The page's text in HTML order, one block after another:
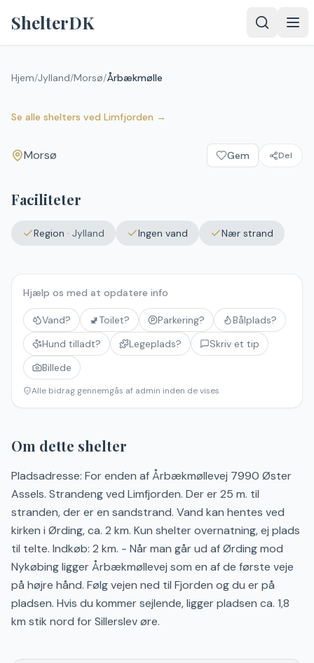
ShelterDK
Hjem/Jylland/Morsø/Årbækmølle
Se alle shelters ved Limfjorden →
Upload et
godkendelse.
billede
Send
Årbækmølle
Morsø
Morsø Gem Del
Faciliteter
Region · Jylland Ingen vand Nær strand
Hjælp os med at opdatere info
Vand? 🚽Toilet? Parkering?
Bålplads?
Hund tilladt?
Legeplads?
Skriv et tip
Billede
Alle bidrag gennemgås af admin inden de vises
Om dette shelter
Pladsadresse: For enden af Årbækmøllevej 7990 Øster
Assels. Strandeng ved Limfjorden. Der er 25 m. til
stranden, der er en sandstrand. Vand kan hentes ved
kirken i Ørding, ca. 2 km. Kun shelter overnatning, ej plads
til telte. Indkøb: 2 km. - Når man går ud af Ørding mod
Nykøbing ligger Årbækmøllevej som en af de første veje
på højre hånd. Følg vejen ned til Fjorden og du er på
pladsen. Hvis du kommer sejlende, ligger pladsen ca. 1,8
km stik nord for Sillerslev øre.